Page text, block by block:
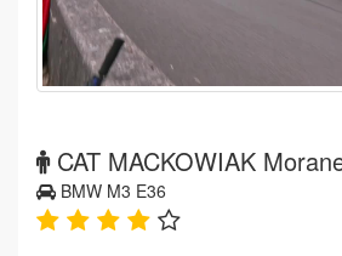
CAT MACKOWIAK
BMW M3 E36